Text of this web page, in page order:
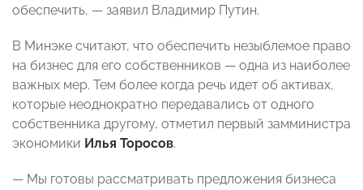
обеспечить, — заявил Владимир Путин.
В Минэке считают, что обеспечить незыблемое право
на бизнес для его собственников — одна из наиболее
важных мер. Тем более когда речь идет об активах,
которые неоднократно передавались от одного
собственника другому, отметил первый замминистра
экономики Илья Торосов.
— Мы готовы рассматривать предложения бизнеса